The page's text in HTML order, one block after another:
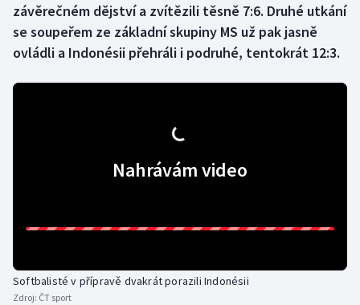
Futsal
Krasobruslení
závěrečném dějství a zvítězili těsně 7:6. Druhé utkání
se soupeřem ze základní skupiny MS už pak jasně
ovládli a Indonésii přehráli i podruhé, tentokrát 12:3.
Nahrávám video
Softbalisté v přípravě dvakrát porazili Indonésii
Zdroj: ČT sport